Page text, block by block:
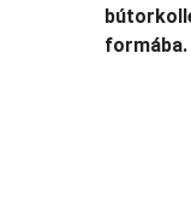
formába.